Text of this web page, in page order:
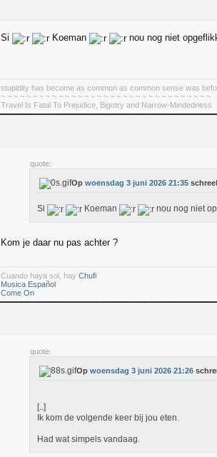
Si Koeman nou nog niet
stupidity has become as common as common sense was
~ ~ ~ ~ ~ ~ ~ ~ ~ ~ ~ ~ ~ ~ ~ ~ ~ ~ ~ ~ ~ ~ ~ ~ ~ ~ ~ ~ ~ ~ ~ ~ ~
Travel Is Fatal To Prejudice, Bigotry and Narrow-Mindedness
quote:
Op woensdag 3 juni 2026 21:35
Si Koeman nou nog niet
Kom je daar nu pas achter ?
Cuando haya sol, hay Chufi
Musica Español
Come On
quote:
Op woensdag 3 juni 2026 21:26
[..]
Ik kom de volgende keer bij jou eten.
Had wat simpels vandaag.